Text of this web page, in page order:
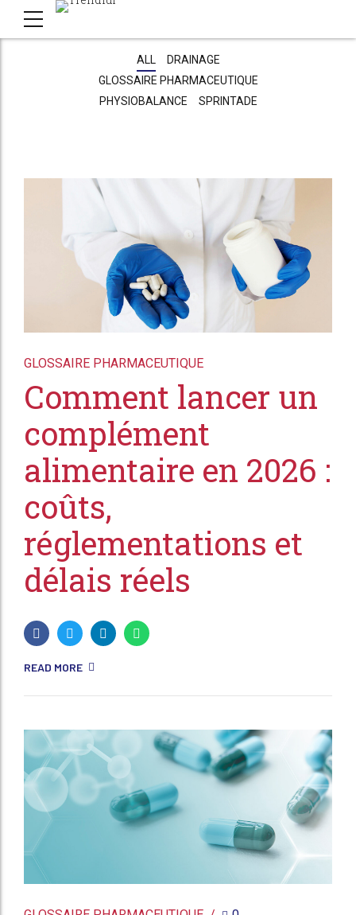
ALL
DRAINAGE
GLOSSAIRE PHARMACEUTIQUE
PHYSIOBALANCE
SPRINTADE
GLOSSAIRE PHARMACEUTIQUE
Comment lancer un
complément
alimentaire en 2026 :
coûts,
réglementations et
délais réels
READ MORE